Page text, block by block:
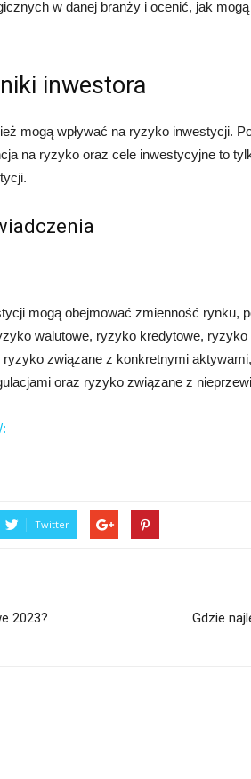
w danej branży i ocenić, jak mogą
inwestora
mogą wpływać na ryzyko inwestycji.
na ryzyko oraz cele inwestycyjne to
mogą obejmować zmienność rynku,
walutowe, ryzyko kredytowe,
ryzyko związane z konkretnymi
oraz ryzyko związane z
Twitter
2023? Gdzie